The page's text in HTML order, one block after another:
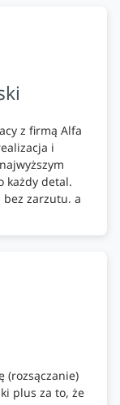
z firmą Alfa
i
każdy detal.
bez zarzutu, a
i
Alfa Tech
(rozsączanie)
plus za to, że